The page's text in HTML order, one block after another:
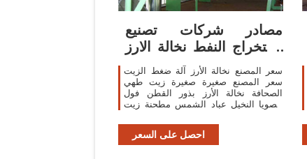
مصادر شركات تصنيع
استخراج النفط نخالة الارز
واستخراج النفط
سعر المصنع نخالة الأرز آلة ضغط الزيت
سعر المصنع صغيرة صغيرة زيت طهي
الصحافة نخالة الأرز بذور القطن فول
الصويا النخيل عباد الشمس مطحنة زيت
us$ / مجموعات . 1 مجموعات (لمين) 2
yrs. 89.9%
احصل على السعر